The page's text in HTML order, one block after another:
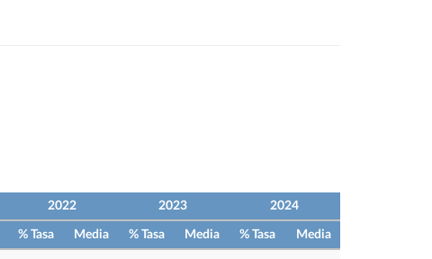
2022 2023 2024
% Tasa Media % Tasa Media % Tasa Media